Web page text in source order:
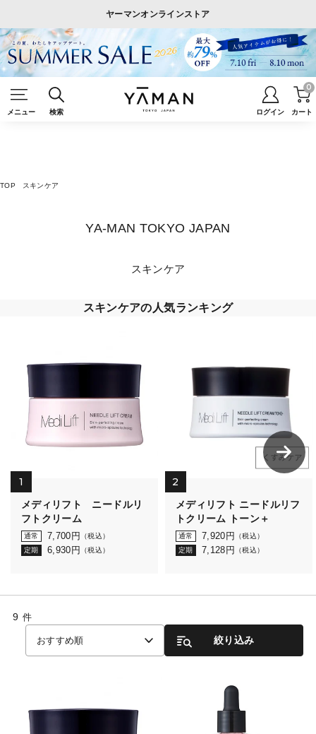
ヤーマンオンラインストア
メニュー 検索 ログイン カート
0
TOP スキンケア
YA-MAN TOKYO JAPAN
スキンケア
スキンケアの人気ランキング
1
メディリフト ニードルリ
フトクリーム
通常 7,700 円
（税込）
定期
6,930 円 （税込）
2
メディリフト ニードルリフ
トクリーム トーン＋
通常 7,920 円
（税込）
定期
7,128 円 （税込）
9 件
おすすめ順 絞り込み